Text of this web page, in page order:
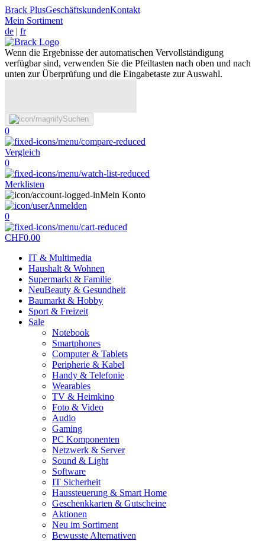
Brack PlusGeschäftskundenKontakt
Mein Sortiment
de | fr
Wenn die Ergebnisse der automatischen Vervollständigung
verfügbar sind, verwenden Sie die Pfeiltasten nach oben und nach
unten zur Überprüfung und die Eingabetaste zur Auswahl.
Suchen
0
Vergleich
0
Merklisten
Mein Konto
Anmelden
0
CHF0.00
IT & Multimedia
Haushalt & Wohnen
Supermarkt & Familie
NeuBeauty & Gesundheit
Baumarkt & Hobby
Sport & Freizeit
Sale
Notebook
Smartphones
Computer & Tablets
Peripherie & Kabel
Handy & Telefonie
Wearables
TV & Heimkino
Foto & Video
Audio
Gaming
PC Komponenten
Netzwerk & Server
Sound & Light
Software
IT Sicherheit
Haussteuerung & Smart Home
Geschenkkarten & Gutscheine
Aktionen
Neu im Sortiment
Bewusste Alternativen